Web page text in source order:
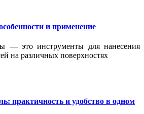
и применение
— это инструменты для нанесения
на различных поверхностях
практичность и удобство в одном